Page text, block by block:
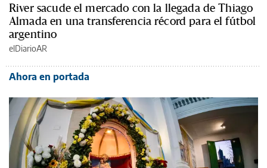
River sacude el mercado con la llegada de Thiago
Almada en una transferencia récord para el fútbol
argentino
elDiarioAR
Ahora en portada